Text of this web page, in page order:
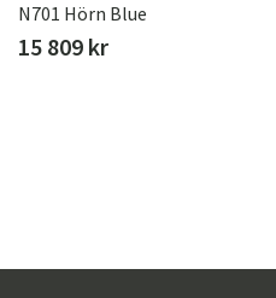
N701 Hörn Blue
15 809 kr